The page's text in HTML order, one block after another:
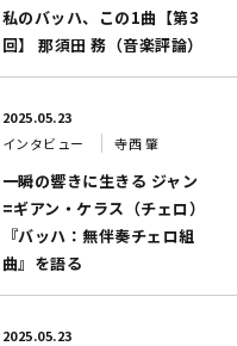
私のバッハ、この1曲【第3
回】 那須田 務（音楽評論）
2025.05.23
インタビュー
寺西 肇
一瞬の響きに生きる ジャン
=ギアン・ケラス（チェロ）
『バッハ：無伴奏チェロ組
曲』を語る
2025.05.23